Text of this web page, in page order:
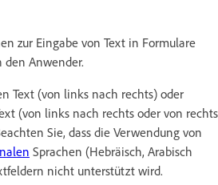
zur Eingabe von Text in Formulare
den Anwender.
Text (von links nach rechts) oder
(von links nach rechts oder von rechts
Sie, dass die Verwendung von
Sprachen (Hebräisch, Arabisch
nicht unterstützt wird.